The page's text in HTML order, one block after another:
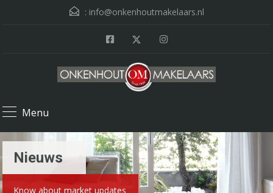
: info@onkenhoutmakelaars.nl
Menu
Nieuws
Know about market updates